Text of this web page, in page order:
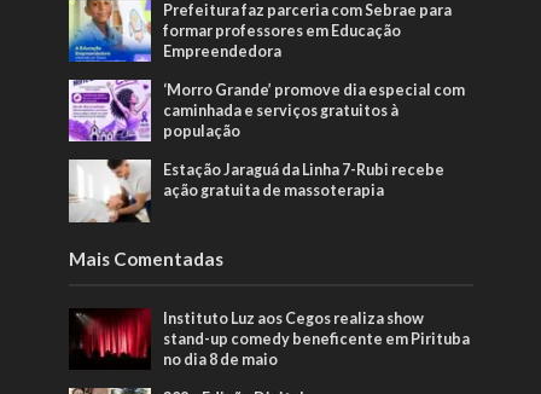
Prefeitura faz parceria com Sebrae para
formar professores em Educação
Empreendedora
‘Morro Grande’ promove dia especial com
caminhada e serviços gratuitos à
população
Estação Jaraguá da Linha 7-Rubi recebe
ação gratuita de massoterapia
Mais Comentadas
Instituto Luz aos Cegos realiza show
stand-up comedy beneficente em Pirituba
no dia 8 de maio